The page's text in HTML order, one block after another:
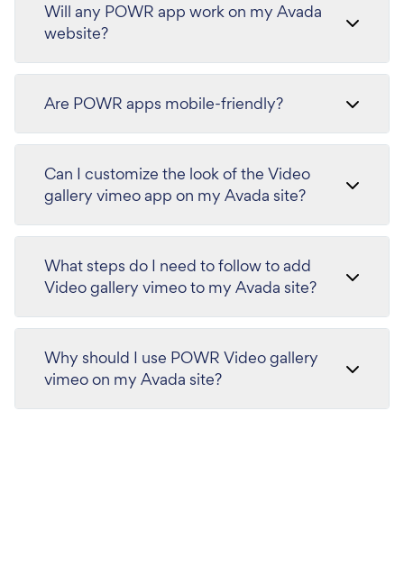
Will any POWR app work on my Avada
website?
Are POWR apps mobile-friendly?
Can I customize the look of the Video
gallery vimeo app on my Avada site?
What steps do I need to follow to add
Video gallery vimeo to my Avada site?
Why should I use POWR Video gallery
vimeo on my Avada site?